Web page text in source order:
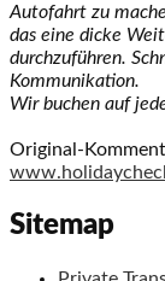
Autofahrt zu
das eine dicke
durchzuführen.
Kommunikation.
Wir buchen auf
Original-
Sitemap